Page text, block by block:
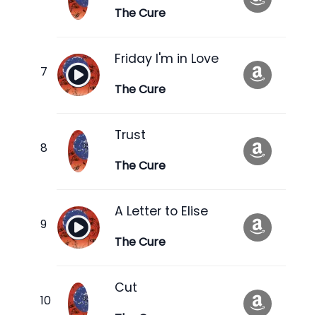
The Cure
Friday I'm in Love
The Cure
Trust
The Cure
A Letter to Elise
The Cure
Cut